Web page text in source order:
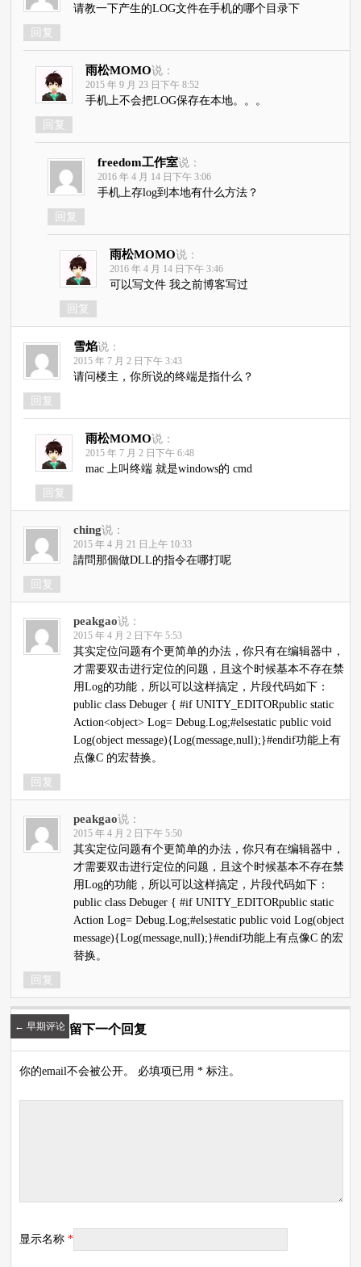
请教一下产生的LOG文件在手机的哪个目录下
回复
雨松MOMO说：
2015 年 9 月 23 日下午 8:52
手机上不会把LOG保存在本地。。。
回复
freedom工作室说：
2016 年 4 月 14 日下午 3:06
手机上存log到本地有什么方法？
回复
雨松MOMO说：
2016 年 4 月 14 日下午 3:46
可以写文件 我之前博客写过
回复
雪焰说：
2015 年 7 月 2 日下午 3:43
请问楼主，你所说的终端是指什么？
回复
雨松MOMO说：
2015 年 7 月 2 日下午 6:48
mac 上叫终端 就是windows的 cmd
回复
ching说：
2015 年 4 月 21 日上午 10:33
請問那個做DLL的指令在哪打呢
回复
peakgao说：
2015 年 4 月 2 日下午 5:53
其实定位问题有个更简单的办法，你只有在编辑器中，
才需要双击进行定位的问题，且这个时候基本不存在禁
用Log的功能，所以可以这样搞定，片段代码如下：
public class Debuger { #if UNITY_EDITORpublic static
Action<object> Log= Debug.Log;#elsestatic public void
Log(object message){Log(message,null);}#endif功能上有
点像C 的宏替换。
回复
peakgao说：
2015 年 4 月 2 日下午 5:50
其实定位问题有个更简单的办法，你只有在编辑器中，
才需要双击进行定位的问题，且这个时候基本不存在禁
用Log的功能，所以可以这样搞定，片段代码如下：
public class Debuger { #if UNITY_EDITORpublic static
Action Log= Debug.Log;#elsestatic public void Log(object
message){Log(message,null);}#endif功能上有点像C 的宏
替换。
回复
← 早期评论 留下一个回复
你的email不会被公开。 必填项已用 * 标注。
显示名称*